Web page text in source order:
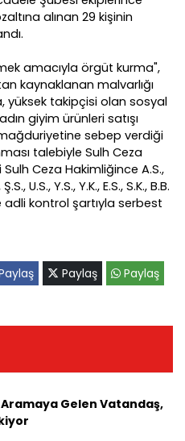
alınan 29 kişinin
amacıyla örgüt kurma",
kaynaklanan malvarlığı
yüksek takipçisi olan sosyal
giyim ürünleri satışı
sebep verdiği
talebiyle Sulh Ceza
Ceza Hakimliğince A.S.,
U.S., Y.S., Y.K., E.S., S.K., B.B.
adli kontrol şartıyla serbest
Paylaş Paylaş
Aramaya Gelen Vatandaş,